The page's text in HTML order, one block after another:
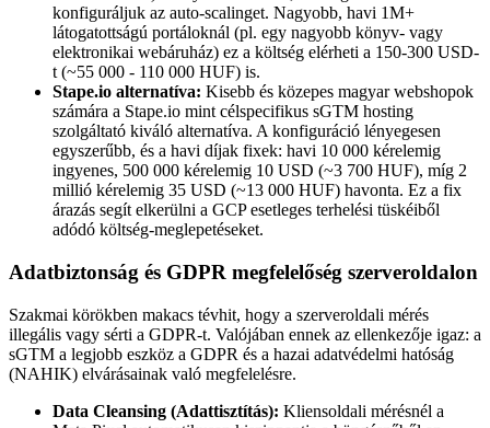
konfiguráljuk az auto-scalinget. Nagyobb, havi 1M+
látogatottságú portáloknál (pl. egy nagyobb könyv- vagy
elektronikai webáruház) ez a költség elérheti a 150-300 USD-
t (~55 000 - 110 000 HUF) is.
Stape.io alternatíva: Kisebb és közepes magyar webshopok
számára a Stape.io mint célspecifikus sGTM hosting
szolgáltató kiváló alternatíva. A konfiguráció lényegesen
egyszerűbb, és a havi díjak fixek: havi 10 000 kérelemig
ingyenes, 500 000 kérelemig 10 USD (~3 700 HUF), míg 2
millió kérelemig 35 USD (~13 000 HUF) havonta. Ez a fix
árazás segít elkerülni a GCP esetleges terhelési tüskéiből
adódó költség-meglepetéseket.
Adatbiztonság és GDPR megfelelőség szerveroldalon
Szakmai körökben makacs tévhit, hogy a szerveroldali mérés
illegális vagy sérti a GDPR-t. Valójában ennek az ellenkezője igaz: a
sGTM a legjobb eszköz a GDPR és a hazai adatvédelmi hatóság
(NAHIK) elvárásainak való megfelelésre.
Data Cleansing (Adattisztítás): Kliensoldali mérésnél a